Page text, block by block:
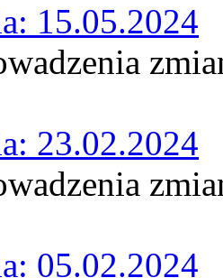
15.05.2024
23.02.2024
05.02.2024